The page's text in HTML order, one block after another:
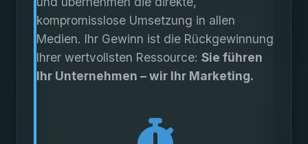
kompromisslose Umsetzung in allen
Medien. Ihr Gewinn ist die Rückgewinnung
Ihrer wertvollsten Ressource: Sie führen
Ihr Unternehmen – wir Ihr Marketing.